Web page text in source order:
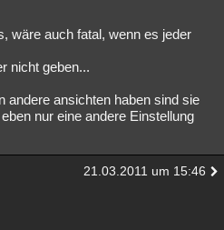
wäre auch fatal, wenn es jeder
nicht geben...
andere ansichten haben sind sie
nur eine andere Einstellung
21.03.2011 um 15:46